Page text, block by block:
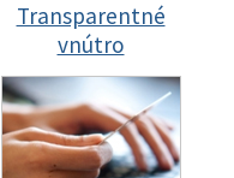
Transparentné
vnútro